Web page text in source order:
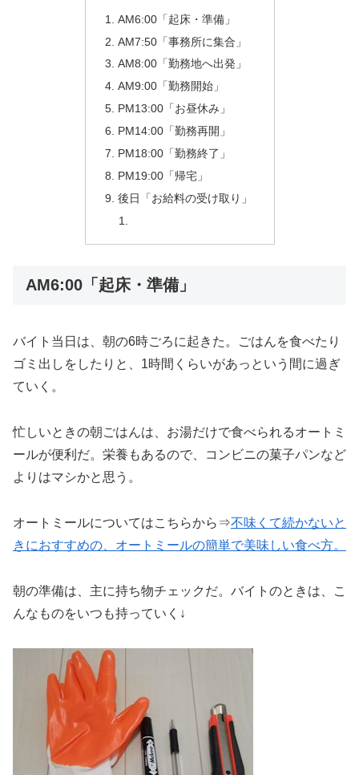
AM6:00「起床・準備」
AM7:50「事務所に集合」
AM8:00「勤務地へ出発」
AM9:00「勤務開始」
PM13:00「お昼休み」
PM14:00「勤務再開」
PM18:00「勤務終了」
PM19:00「帰宅」
後日「お給料の受け取り」
AM6:00「起床・準備」
バイト当日は、朝の6時ごろに起きた。ごはんを食べたり
ゴミ出しをしたりと、1時間くらいがあっという間に過ぎ
ていく。
忙しいときの朝ごはんは、お湯だけで食べられるオートミ
ールが便利だ。栄養もあるので、コンビニの菓子パンなど
よりはマシかと思う。
オートミールについてはこちらから⇒不味くて続かないと
きにおすすめの、 オートミールの簡単で美味しい食べ方。
朝の準備は、主に持ち物チェックだ。バイトのときは、こ
んなものをいつも持っていく↓